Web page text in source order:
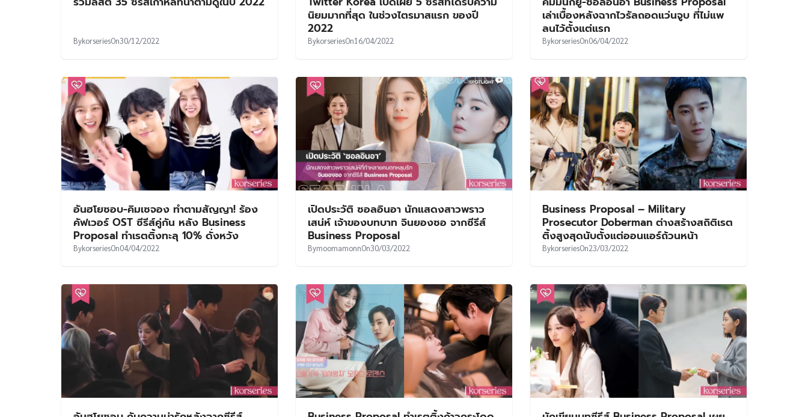
BykorseriesOn30/12/2022
นิยมมากที่สุด ในช่วงไตรมาสแรก ของปี
2022
BykorseriesOn16/04/2022
เล่าเบื้องหลังฉากไวรัลถอดแว่นจูบ ที่ไม่แพ
ลนไว้ตั้งแต่แรก
BykorseriesOn06/04/2022
อันฮโยซอบ-คิมเซจอง ทำตามสัญญา! ร้อง
คัฟเวอร์ OST ซีรีส์คู่กัน หลัง Business
Proposal ทำเรตติ้งทะลุ 10% ดั่งหวัง
BykorseriesOn04/04/2022
เปิดประวัติ ซอลอินอา นักแสดงสาวพราว
เสน่ห์ เจ้าของบทบาท จินยองซอ จากซีรีส์
Business Proposal
BymoomamonnOn30/03/2022
Business Proposal – Military
Prosecutor Doberman ต่างสร้างสถิติเรต
ติ้งสูงสุดนับตั้งแต่ออนแอร์ถ้วนหน้า
BykorseriesOn23/03/2022